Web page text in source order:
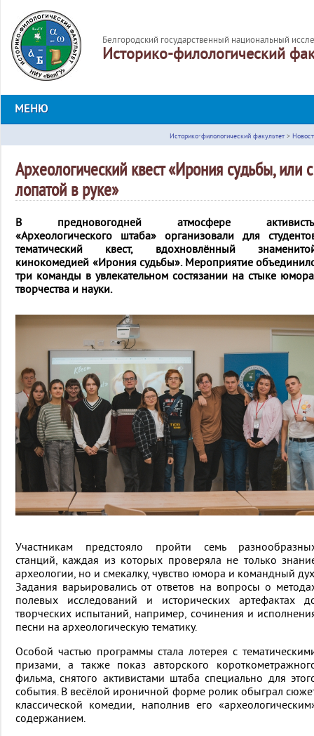
Белгородский государственный национальный
Историко-филологический
МЕНЮ
Историко-филологический факультет >
Археологический квест «Ирония судьбы, или с
лопатой в руке»
В предновогодней атмосфере
«Археологического штаба» организовали для
тематический квест, вдохновлённый
кинокомедией «Ирония судьбы». Мероприятие
три команды в увлекательном состязании на стыке
творчества и науки.
Участникам предстояло пройти семь
станций, каждая из которых проверяла не только
археологии, но и смекалку, чувство юмора и командный
Задания варьировались от ответов на вопросы о
полевых исследований и исторических артефактах
творческих испытаний, например, сочинения и
песни на археологическую тематику.
Особой частью программы стала лотерея с
призами, а также показ авторского
фильма, снятого активистами штаба специально для
события. В весёлой ироничной форме ролик обыграл
классической комедии, наполнив его
содержанием.